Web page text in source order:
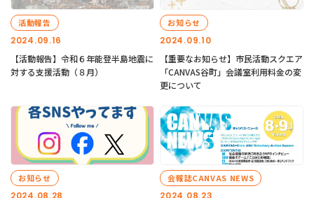
2024.09.16
活動報告
【活動報告】令和６年能登半島地震に
対する支援活動（８月）
2024.09.10
お知らせ
【重要なお知らせ】市民活動スクエア
「CANVAS谷町」会議室利用料金の変
更について
2024.08.28
お知らせ
2024.08.23
会報誌CANVAS NEWS